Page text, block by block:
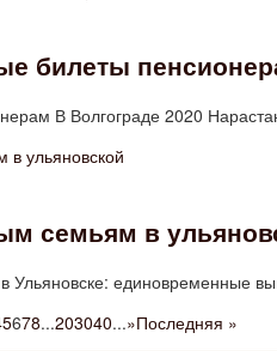
билеты
В Волгограде 2020
семьям в
Ульяновске: единовременные
5678...203040...»Последняя »